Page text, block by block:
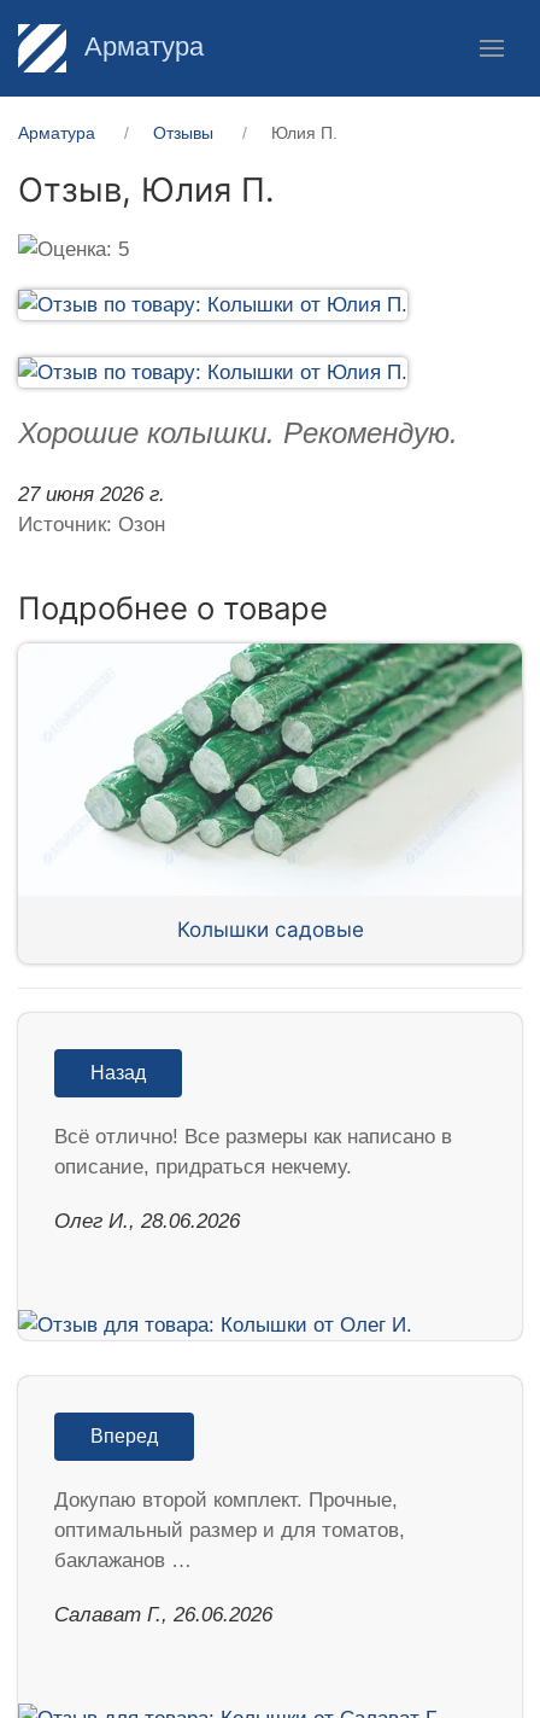
Арматура
Арматура Отзывы Юлия П.
Отзыв, Юлия П.
Хорошие колышки. Рекомендую.
27 июня 2026 г.
Источник: Озон
Подробнее о товаре
Колышки садовые
Назад
Всё отлично! Все размеры как написано в
описание, придраться некчему.
Олег И., 28.06.2026
Вперед
Докупаю второй комплект. Прочные,
оптимальный размер и для томатов,
баклажанов …
Салават Г., 26.06.2026